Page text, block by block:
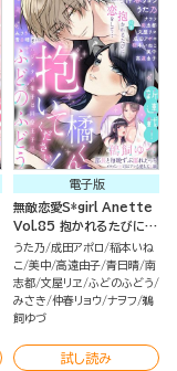
電子版
無敵恋愛S*girl Anette
Vol.85 抱かれるたびに恋
をして…
うた乃 成田アポロ 稲本いね
こ 美中 高遠由子 青日晴 南
志都 文屋リヱ ふどのふどう
みさき 仲春リョウ ナヲフ 鵜
飼ゆづ
試し読み